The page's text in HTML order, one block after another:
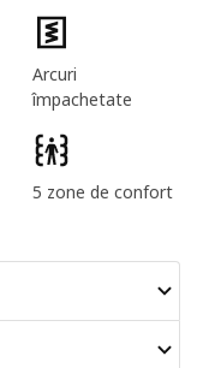
Arcuri
împachetate
5 zone de confort